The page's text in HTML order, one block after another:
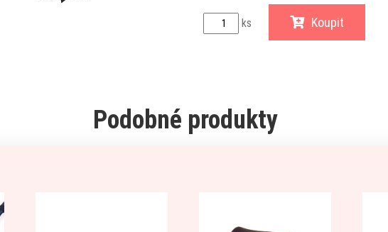
ks Koupit
Podobné produkty